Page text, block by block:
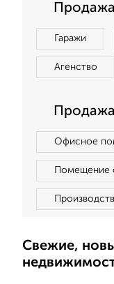
Гаражи
Агенство
Офисное
Помещение
Свежие,